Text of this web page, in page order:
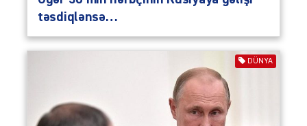
təsdiqlənsə…
DÜNYA